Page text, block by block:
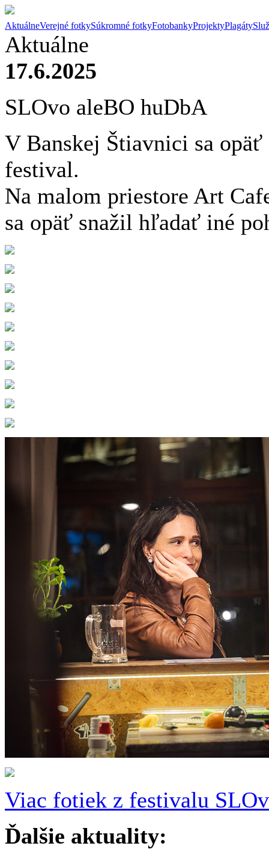
AktuálneVerejné fotkySúkromné fotkyFotobankyProjektyPlagáty
Aktuálne
17.6.2025
SLOvo aleBO huDbA
V Banskej Štiavnici sa
festival.
Na malom priestore Art
sa opäť snažil hľadať iné
Viac fotiek z festivalu
Ďalšie aktuality: